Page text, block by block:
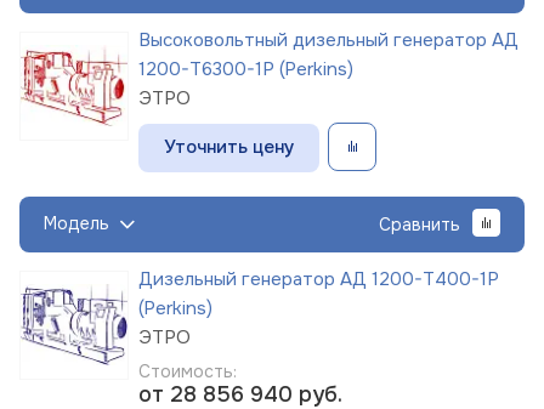
Высоковольтный дизельный генератор АД
1200-Т6300-1Р (Perkins)
ЭТРО
Уточнить цену
Модель Сравнить
Дизельный генератор АД 1200-Т400-1Р
(Perkins)
ЭТРО
Стоимость:
от 28 856 940 руб.